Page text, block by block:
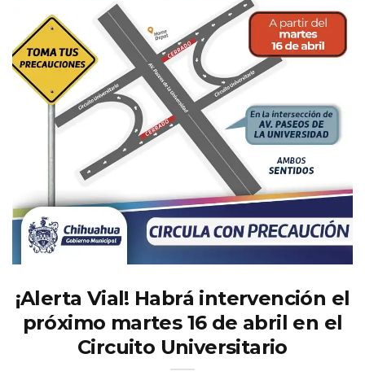
¡Alerta Vial! Habrá intervención el
próximo martes 16 de abril en el
Circuito Universitario